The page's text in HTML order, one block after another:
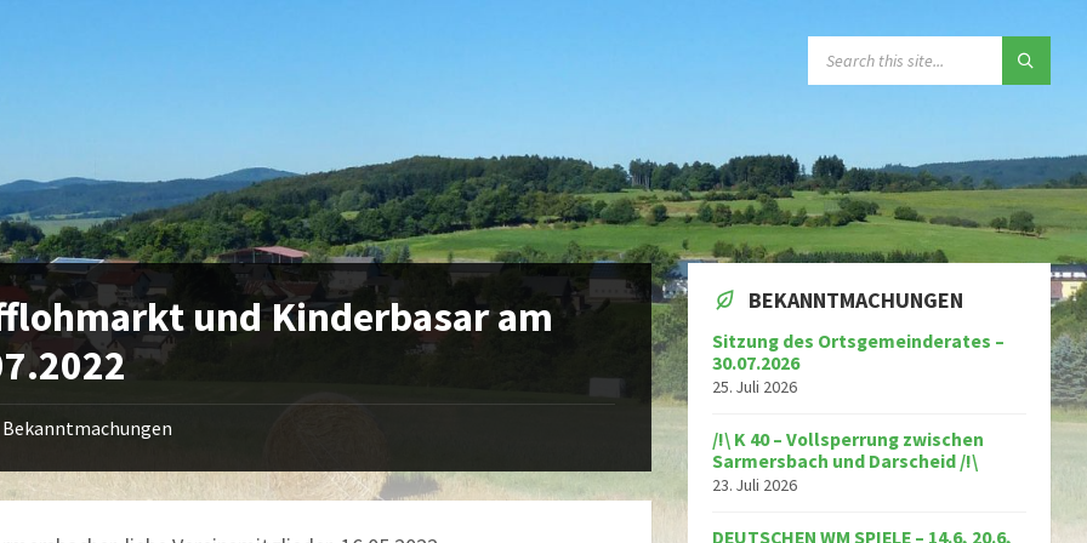
und Kinderbasar am
Bekanntmachungen
BEKANNTMACHUNGEN
Sitzung des Ortsgemeinderates –
30.07.2026
25. Juli 2026
/!\ K 40 – Vollsperrung zwischen
Sarmersbach und Darscheid /!\
23. Juli 2026
DEUTSCHEN WM SPIELE – 14.6, 20.6,